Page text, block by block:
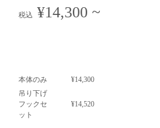
税込 ¥14,300~
本体のみ
¥14,300
吊り下げ
フックセ
ット
¥14,520